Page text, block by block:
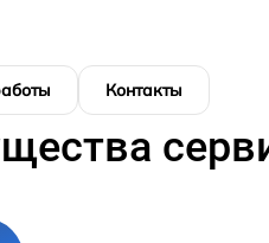
Контакты